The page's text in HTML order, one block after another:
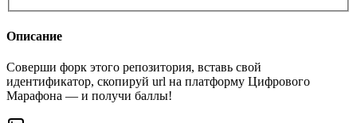
Описание
Соверши форк этого репозитория, вставь свой
идентификатор, скопируй url на платформу Цифрового
Марафона — и получи баллы!